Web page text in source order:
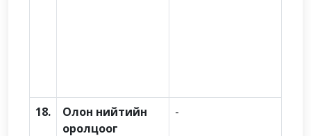
18.
Олон нийтийн
оролцоог
-